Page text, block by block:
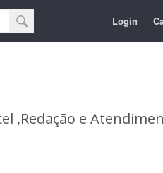
Login
,Redação e